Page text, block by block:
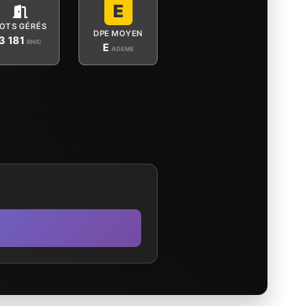
GÉRÉS
181RNIC
E
DPE MOYEN
E ADEME